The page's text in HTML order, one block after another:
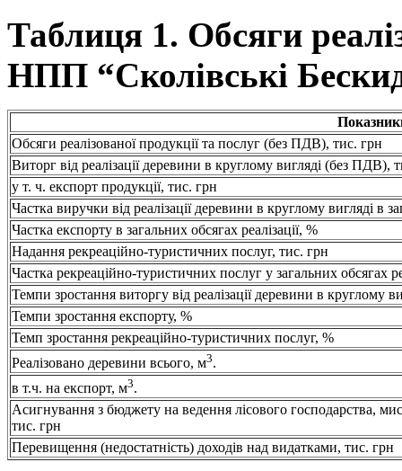
Таблиця 1. Обсяги
НПП “Сколівські
Обсяги реалізованої продукції та послуг (без ПДВ), тис. грн
Виторг від реалізації деревини в круглому вигляді (без ПДВ),
у т. ч. експорт продукції, тис. грн
Частка виручки від реалізації деревини в круглому вигляді в
Частка експорту в загальних обсягах реалізації, %
Надання рекреаційно-туристичних послуг, тис. грн
Частка рекреаційно-туристичних послуг у загальних обсягах
Темпи зростання виторгу від реалізації деревини в круглому
Темпи зростання експорту, %
Темп зростання рекреаційно-туристичних послуг, %
Реалізовано деревини всього, м3.
в т.ч. на експорт, м3.
Асигнування з бюджету на ведення лісового господарства,
тис. грн
Перевищення (недостатність) доходів над видатками, тис. грн